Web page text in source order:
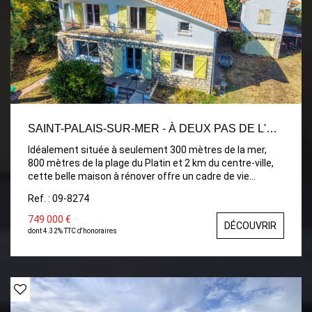
SAINT-PALAIS-SUR-MER - À DEUX PAS DE L'OCÉAN
Idéalement située à seulement 300 mètres de la mer,
800 mètres de la plage du Platin et 2 km du centre-ville,
cette belle maison à rénover offre un cadre de vie
surface habitable de 152 m², la maison se compose de
plain-pied d'une entrée accueillante, d'un agréable séjour,
d'une cuisine indépendante, de deux chambres, d'une
dessert une chambre ainsi que deux chambres avec
et un WC indépendant. Vous trouverez également deux
pièces annexes non chauffées totalisant 28 m², idéales
pour un futur aménagement selon vos besoins. La
Ref. : 09-8274
749 000 €
dont 4.32% TTC d'honoraires DÉCOUVRIR